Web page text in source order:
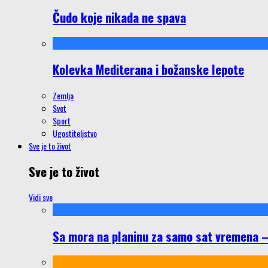
Čudo koje nikada ne spava
Kolevka Mediterana i božanske lepote
Zemlja
Svet
Sport
Ugostiteljstvo
Sve je to život
Sve je to život
Vidi sve
Sa mora na planinu za samo sat vremena